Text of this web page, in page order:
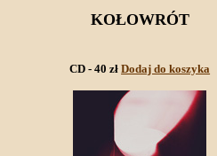
KOŁOWRÓT
CD - 40 złDodaj do koszyka